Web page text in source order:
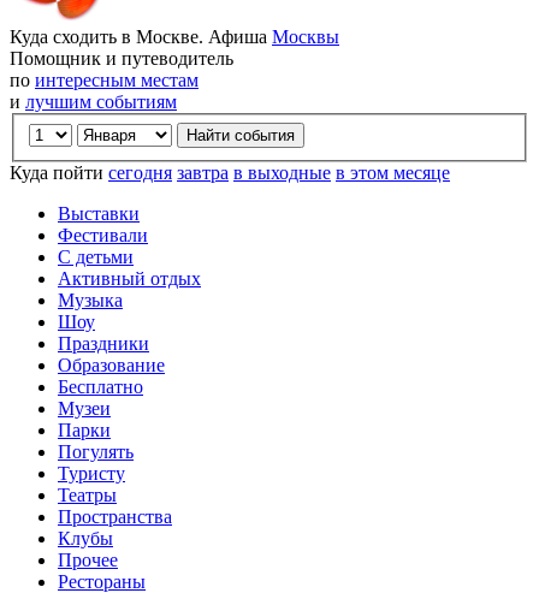
Куда сходить в Москве. Афиша Москвы
Помощник и путеводитель
по интересным местам
и лучшим событиям
Куда пойти сегодня завтра в выходные в этом месяце
Выставки
Фестивали
С детьми
Активный отдых
Музыка
Шоу
Праздники
Образование
Бесплатно
Музеи
Парки
Погулять
Туристу
Театры
Пространства
Клубы
Прочее
Рестораны